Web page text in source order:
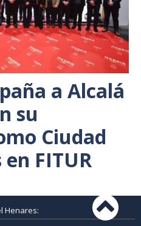
a Alcalá
su
Ciudad
FITUR
Henares: